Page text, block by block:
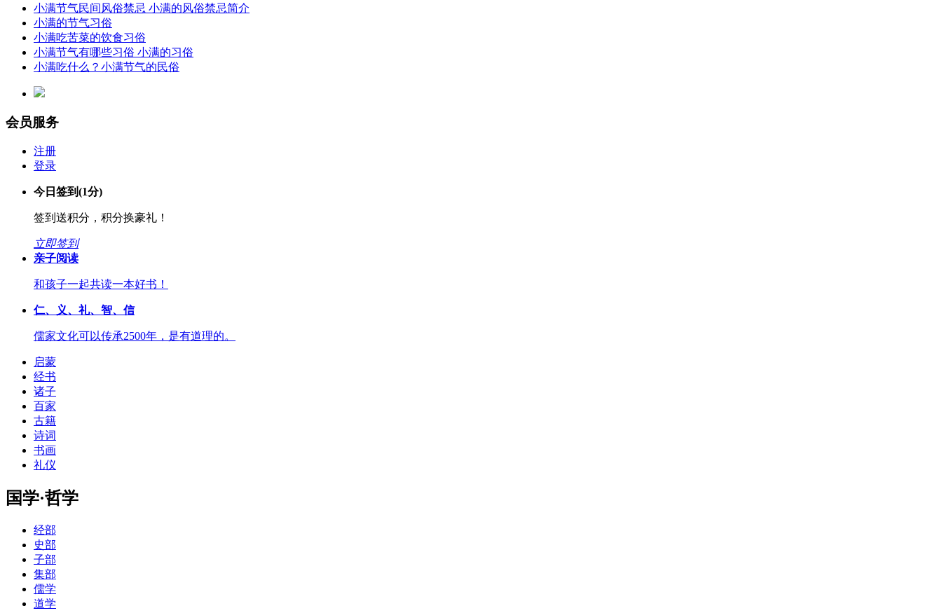
小满节气民间风俗禁忌 小满的风俗禁忌简介
小满的节气习俗
小满吃苦菜的饮食习俗
小满节气有哪些习俗 小满的习俗
小满吃什么？小满节气的民俗
会员服务
注册
登录
今日签到(1分)
签到送积分，积分换豪礼！
立即签到
亲子阅读
和孩子一起共读一本好书！
仁、义、礼、智、信
儒家文化可以传承2500年，是有道理的。
启蒙
经书
诸子
百家
古籍
诗词
书画
礼仪
国学·哲学
经部
史部
子部
集部
儒学
道学